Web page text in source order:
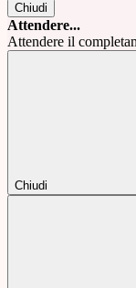
Chiudi
Attendere...
Attendere il
Chiudi